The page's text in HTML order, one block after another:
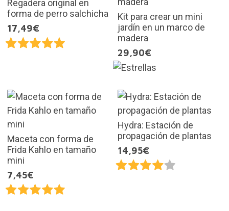
Regadera original en
forma de perro salchicha
17,49€
Kit para crear un mini
jardín en un marco de
madera
29,90€
Maceta con forma de
Frida Kahlo en tamaño
mini
7,45€
Hydra: Estación de
propagación de plantas
14,95€